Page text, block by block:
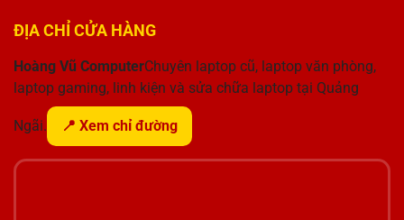
ĐỊA CHỈ CỬA HÀNG
Hoàng Vũ ComputerChuyên laptop cũ, laptop văn phòng,
laptop gaming, linh kiện và sửa chữa laptop tại Quảng
Ngãi. 📍 Xem chỉ đường